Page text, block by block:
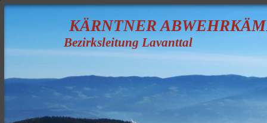
KÄRNTNERA
Bezirksleitung Lavanttal